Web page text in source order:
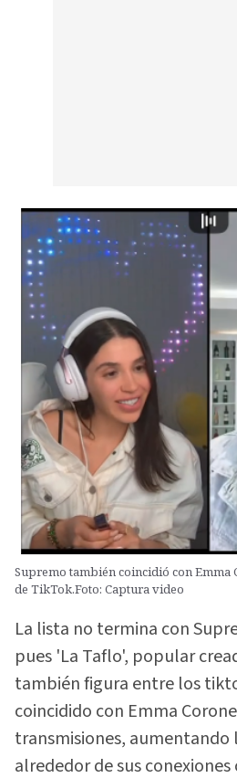
Supremo también coincidió con Emma
de TikTok.Foto: Captura video
La lista no termina con
pues 'La Taflo', popular
también figura entre los
coincidido con Emma
transmisiones, aumentando
alrededor de sus